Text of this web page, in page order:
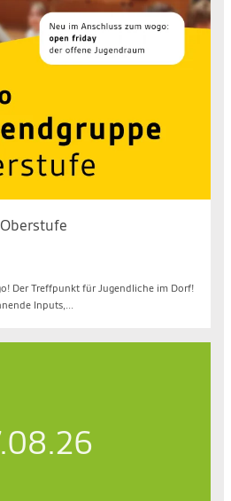
Der Treffpunkt für Jugendliche im Dorf!
Inputs,...